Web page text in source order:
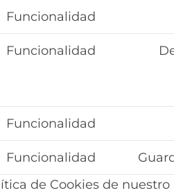
Funcionalidad
Funcionalidad
Funcionalidad
Funcionalidad
de Cookies de